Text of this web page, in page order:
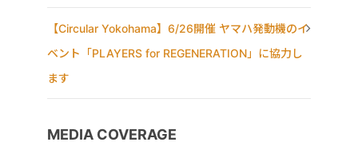
【Circular Yokohama】6/26開催 ヤマハ発動機のイ
ベント「PLAYERS for REGENERATION」に協力し
ます
MEDIA COVERAGE